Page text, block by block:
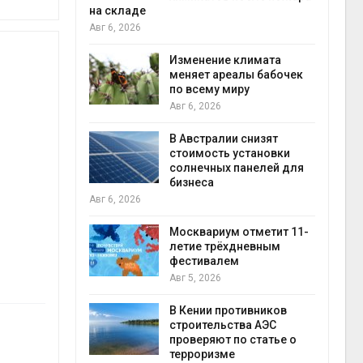
на складе
Авг 6, 2026
Изменение климата
меняет ареалы бабочек
по всему миру
Авг 6, 2026
В Австралии снизят
стоимость установки
солнечных панелей для
бизнеса
Авг 6, 2026
Москвариум отметит 11-
летие трёхдневным
фестивалем
Авг 5, 2026
В Кении противников
строительства АЭС
проверяют по статье о
терроризме